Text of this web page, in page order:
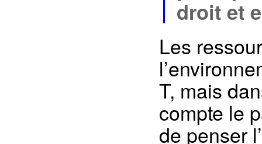
droit et
Les
T, mais
compte le
de penser